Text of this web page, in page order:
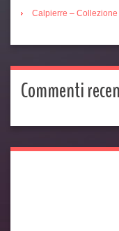
Calpierre –
Commenti